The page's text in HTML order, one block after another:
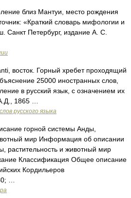
близ Мантуи, место рождения
«Краткий словарь мифологии и
Санкт Петербург, издание А. С.
восток. Горный хребет проходящий
25000 иностранных слов,
в русский язык, с означением их
1865 …
русского языка
горной системы Анды,
мир Информация об описании
растительность и животный мир
Классификация Общее описание
Кордильеров
…